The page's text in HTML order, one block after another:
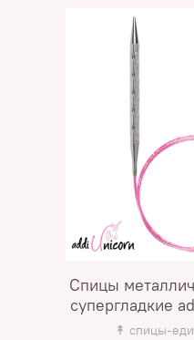
Спицы
супергладкие
↟ спицы-